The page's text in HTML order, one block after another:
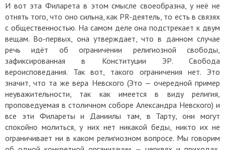
И вот эта Филарета в этом смысле своеобразна, у неё не
отнять того, что оно сильна, как PR-деятель, то есть в связях
с общественностью. На самом деле она подстрекает к двум
вещам. Во-первых, она утверждает, что в данном случае
речь идёт об ограничении религиозной свободы,
зафиксированная в Конституции ЭР. Свобода
вероисповедания. Так вот, такого ограничения нет. Это
значит, что та же вера Невского (Это — очередной пример
неуважительности, так как имеется в виду религия,
проповедуемая в столичном соборе Александра Невского) и
все эти Филареты и Даниилы там, в Тарту, они могут
спокойно молиться, у них нет никакой беды, никто их не
ограничивает ни в каком религиозном вопросе. Мы говорим